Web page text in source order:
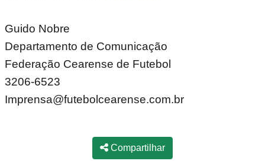
Guido Nobre
Departamento de Comunicação
Federação Cearense de Futebol
3206-6523
Imprensa@futebolcearense.com.br
Compartilhar